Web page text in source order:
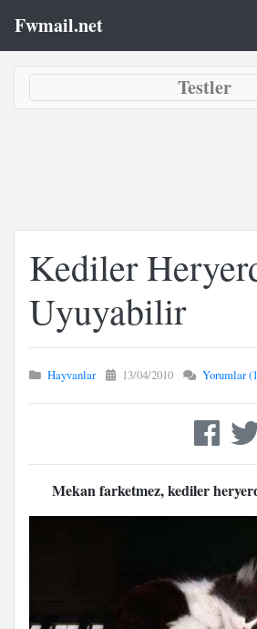
Fwmail.net
Testler
Kediler
Uyuyabilir
Hayvanlar 13/04/2010 Yorumlar
Mekan farketmez, kediler